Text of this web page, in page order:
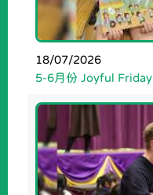
18/07/2026
5-6月份 Joyful